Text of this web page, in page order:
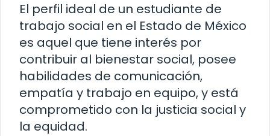
El perfil ideal de un estudiante de
trabajo social en el Estado de México
es aquel que tiene interés por
contribuir al bienestar social, posee
habilidades de comunicación,
empatía y trabajo en equipo, y está
comprometido con la justicia social y
la equidad.